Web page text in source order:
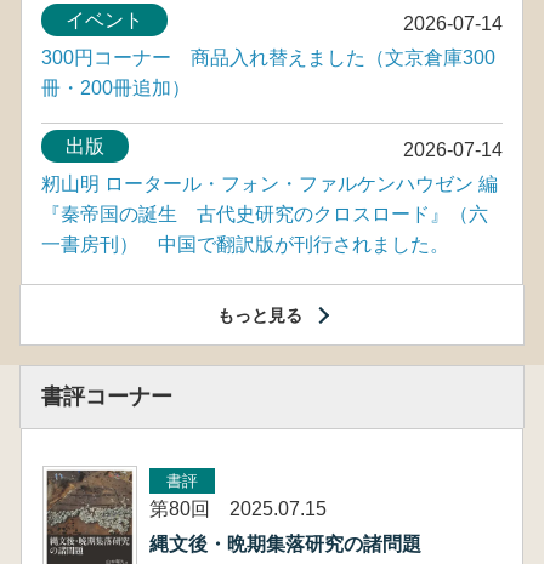
2026-07-14
イベント
300円コーナー 商品入れ替えました（文京倉庫300
冊・200冊追加）
2026-07-14
出版
籾山明 ロータール・フォン・ファルケンハウゼン 編
『秦帝国の誕生 古代史研究のクロスロード』（六
一書房刊） 中国で翻訳版が刊行されました。
もっと見る
書評コーナー
書評
第80回 2025.07.15
縄文後・晩期集落研究の諸問題